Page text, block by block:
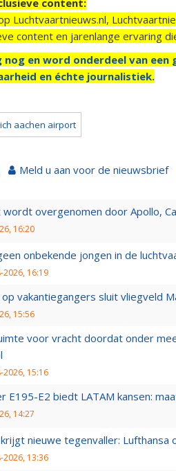
Luchtvaartnieuws.nl,
content en jarenlange ervaring
nog en word onderdeel van een
en échte journalistiek.
aachen airport
Meld u aan voor de nieuwsbrief
wordt overgenomen door Apollo,
16:20
onbekende jongen in de
2026, 16:19
vakantiegangers sluit vliegveld
15:56
voor vracht doordat onder
2026, 15:16
E195-E2 biedt LATAM kansen:
14:27
nieuwe tegenvaller:
2026, 13:36